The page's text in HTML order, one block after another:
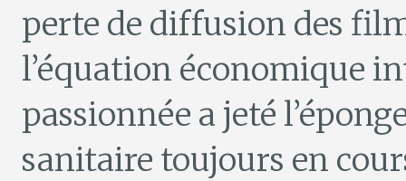
perte de diffusion des
l’équation économique
passionnée a jeté
sanitaire toujours en